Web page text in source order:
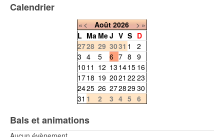
Calendrier
«< Août 2026 >»
L Ma MeJ V S D
2728 29 3031 1
2
3 4 5 6 7 8 9
10 11 12 13 1415 16
1718 19 2021 22 23
2425 26 27282930
31 1 2 3 4 5 6
Bals et animations